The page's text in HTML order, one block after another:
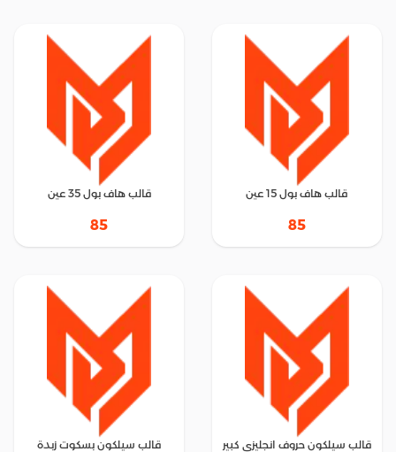
قالب هاف بول 15 عين
85
قالب هاف بول 35 عين
85
قالب سيلكون حروف انجليزى كبير قالب سيلكون بسكوت زبدة